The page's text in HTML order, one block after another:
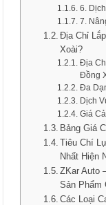
6.
7.
Địa Chỉ
Xoài?
Địa
Đồng
Đa
Dịch
Giá
Bảng Giá
Tiêu Chí
Nhất Hiện
ZKar Auto
Sản Phẩm
Các Loại